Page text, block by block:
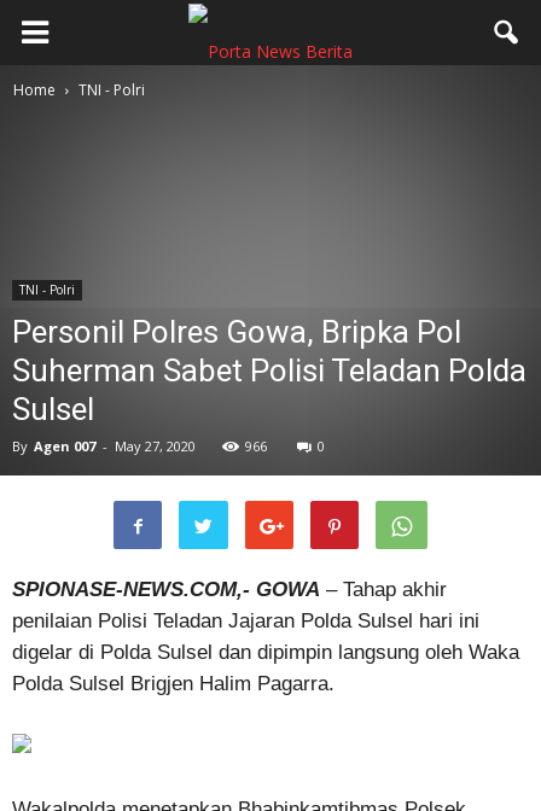
Home TNI - Polri
TNI - Polri
Personil Polres Gowa, Bripka Pol
Suherman Sabet Polisi Teladan Polda
Sulsel
By Agen 007 - May 27, 2020 966 0
SPIONASE-NEWS.COM,- GOWA – Tahap akhir
penilaian Polisi Teladan Jajaran Polda Sulsel hari ini
digelar di Polda Sulsel dan dipimpin langsung oleh Waka
Polda Sulsel Brigjen Halim Pagarra.